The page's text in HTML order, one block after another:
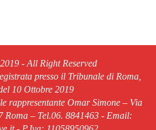
- All Right Reserved
presso il Tribunale di Roma,
10 Ottobre 2019
rappresentante Omar Simone – Via
Roma – Tel.06. 8841463 - Email: